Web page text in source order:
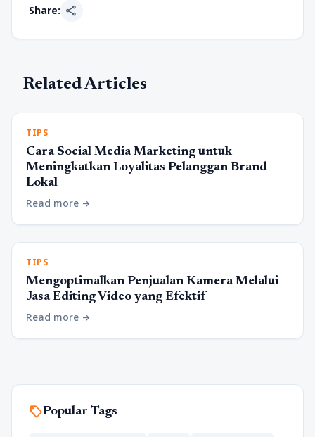
Share: share
Related Articles
TIPS
Cara Social Media Marketing untuk
Meningkatkan Loyalitas Pelanggan Brand
Lokal
Read more arrow_forward
TIPS
Mengoptimalkan Penjualan Kamera Melalui
Jasa Editing Video yang Efektif
Read more arrow_forward
sellPopular Tags